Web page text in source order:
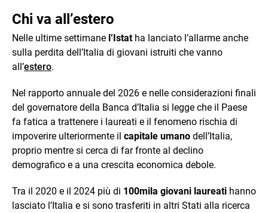
Chi va all’estero
Nelle ultime settimane l’Istatha lanciato l’allarme anche
sulla perdita dell’Italia di giovani istruiti che vanno
all’estero.
Nel rapporto annuale del 2026 e nelle considerazioni finali
del governatore della Banca d’Italia si legge che il Paese
fa fatica a trattenere i laureati e il fenomeno rischia di
impoverire ulteriormente il capitale umano dell’Italia,
proprio mentre si cerca di far fronte al declino
demografico e a una crescita economica debole.
Tra il 2020 e il 2024 più di 100mila giovani laureati hanno
lasciato l’Italia e si sono trasferiti in altri Stati alla ricerca